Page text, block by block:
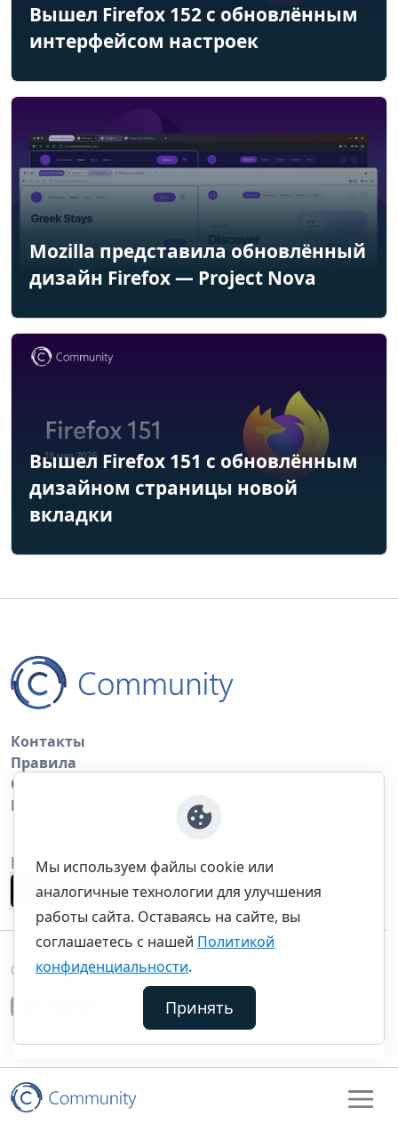
Вышел Firefox 152 с обновлённым
интерфейсом настроек
Mozilla представила обновлённый
дизайн Firefox — Project Nova
Вышел Firefox 151 с обновлённым
дизайном страницы новой
вкладки
Контакты
Правила
Обратная связь
Правила копирования материалов
Приложение
©thecommunity.ru 2026. Все права защищены.
Мы используем файлы cookie или
аналогичные технологии для улучшения
работы сайта. Оставаясь на сайте, вы
соглашаетесь с нашей Политикой
конфиденциальности.
Принять